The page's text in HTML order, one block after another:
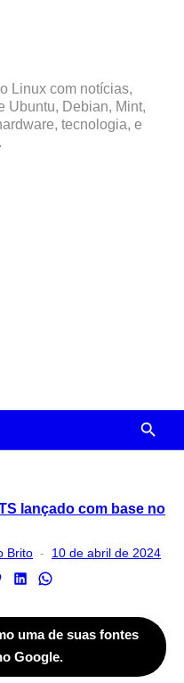
Linux com notícias,
Ubuntu, Debian, Mint,
tecnologia, e
lançado com base no
Brito
Posted
10 de abril de 2024
uma de suas fontes
Google.